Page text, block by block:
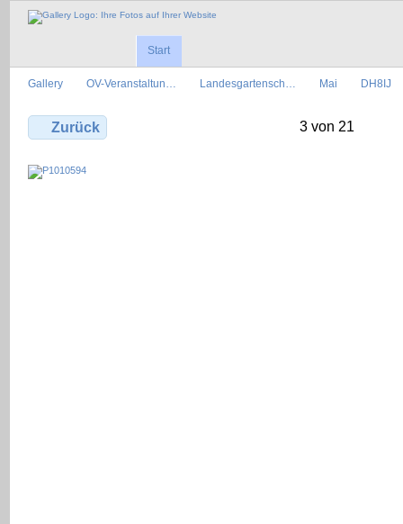
Start
Gallery OV-Veranstaltun… Landesgartensch… Mai DH8IJ
Zurück 3 von 21